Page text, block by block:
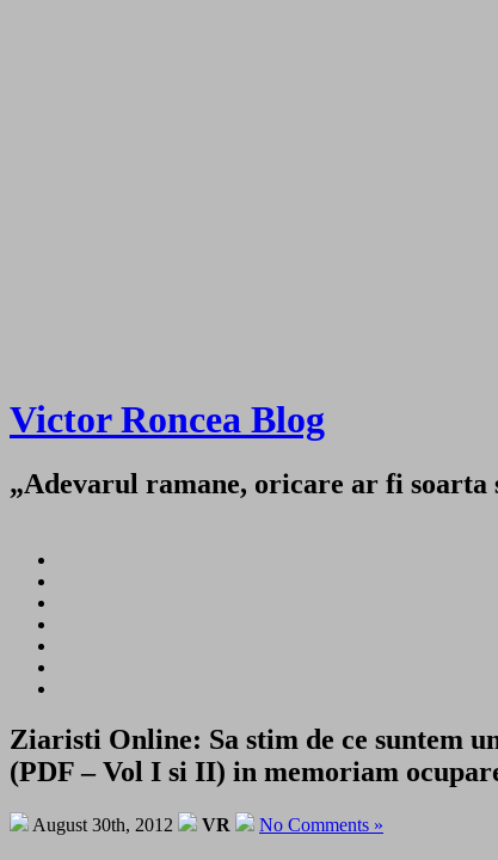
Victor Roncea Blog
„Adevarul ramane, oricare ar fi
Ziaristi Online: Sa stim de ce suntem
(PDF – Vol I si II) in memoriam
August 30th, 2012 VR No Comments »